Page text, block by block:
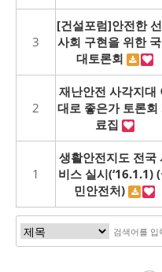
3
[건설포럼]안전한
사회 구현을 위한
대토론회
2
재난안전 사각지대
대로 좋은가 토론회
료집
1
생활안전지도 전국
비스 실시(‘16.1.1)
민안전처)